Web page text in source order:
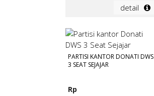
detail
PARTISI KANTOR DONATI DWS
3 SEAT SEJAJAR
Rp